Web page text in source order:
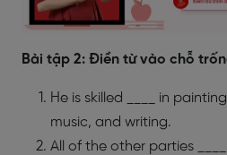
Bài tập 2: Điền từ vào chỗ
He is skilled ____ in
music, and writing.
All of the other parties